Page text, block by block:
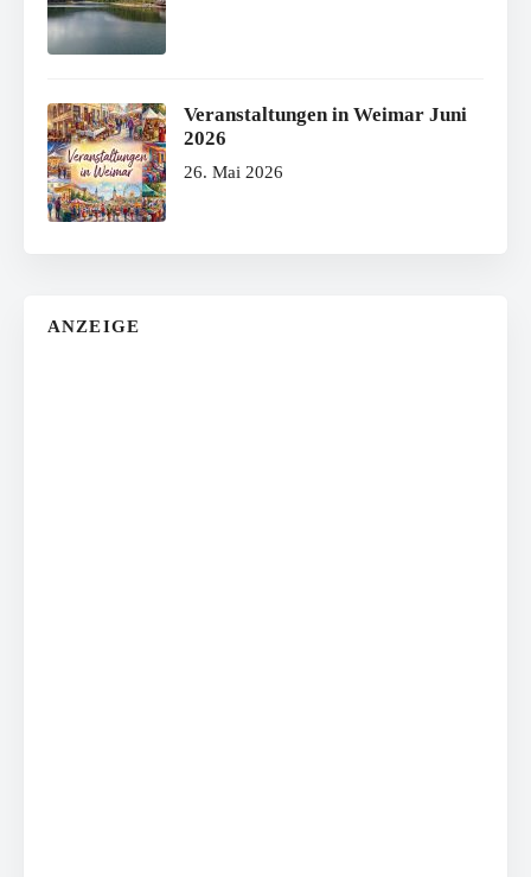
Veranstaltungen in Weimar Juni
2026
26. Mai 2026
ANZEIGE